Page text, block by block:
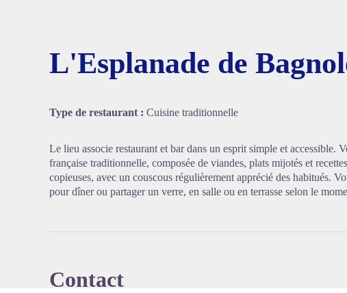
L'Esplanade de
Type de restaurant : Cuisine traditionnelle
Le lieu associe restaurant et bar dans un esprit simple et accessible.
française traditionnelle, composée de viandes, plats mijotés et
copieuses, avec un couscous régulièrement apprécié des habitués.
pour dîner ou partager un verre, en salle ou en terrasse selon le
Contact